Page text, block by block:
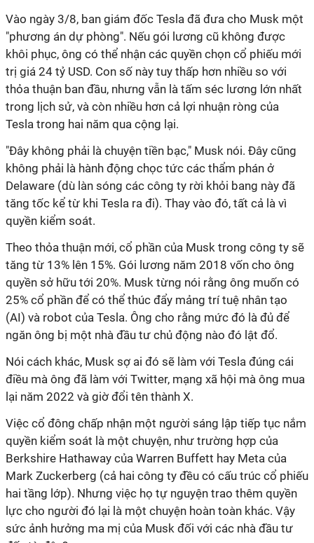
Vào ngày 3/8, ban giám đốc Tesla đã đưa cho Musk một
"phương án dự phòng". Nếu gói lương cũ không được
khôi phục, ông có thể nhận các quyền chọn cổ phiếu mới
trị giá 24 tỷ USD. Con số này tuy thấp hơn nhiều so với
thỏa thuận ban đầu, nhưng vẫn là tấm séc lương lớn nhất
trong lịch sử, và còn nhiều hơn cả lợi nhuận ròng của
Tesla trong hai năm qua cộng lại.
"Đây không phải là chuyện tiền bạc," Musk nói. Đây cũng
không phải là hành động chọc tức các thẩm phán ở
Delaware (dù làn sóng các công ty rời khỏi bang này đã
tăng tốc kể từ khi Tesla ra đi). Thay vào đó, tất cả là vì
quyền kiểm soát.
Theo thỏa thuận mới, cổ phần của Musk trong công ty sẽ
tăng từ 13% lên 15%. Gói lương năm 2018 vốn cho ông
quyền sở hữu tới 20%. Musk từng nói rằng ông muốn có
25% cổ phần để có thể thúc đẩy mảng trí tuệ nhân tạo
(AI) và robot của Tesla. Ông cho rằng mức đó là đủ để
ngăn ông bị một nhà đầu tư chủ động nào đó lật đổ.
Nói cách khác, Musk sợ ai đó sẽ làm với Tesla đúng cái
điều mà ông đã làm với Twitter, mạng xã hội mà ông mua
lại năm 2022 và giờ đổi tên thành X.
Việc cổ đông chấp nhận một người sáng lập tiếp tục nắm
quyền kiểm soát là một chuyện, như trường hợp của
Berkshire Hathaway của Warren Buffett hay Meta của
Mark Zuckerberg (cả hai công ty đều có cấu trúc cổ phiếu
hai tầng lớp). Nhưng việc họ tự nguyện trao thêm quyền
lực cho người đó lại là một chuyện hoàn toàn khác. Vậy
sức ảnh hưởng ma mị của Musk đối với các nhà đầu tư